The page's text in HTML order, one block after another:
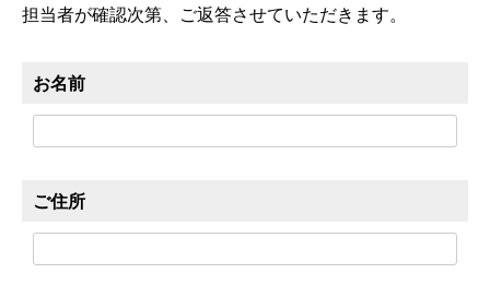
担当者が確認次第、ご返答させていただきます。
お名前
ご住所